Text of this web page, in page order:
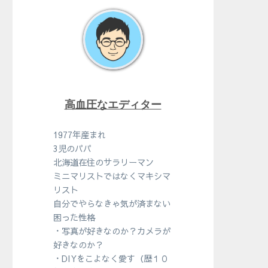
高血圧なエディター
1977年産まれ
3児のパパ
北海道在住のサラリーマン
ミニマリストではなくマキシマ
リスト
自分でやらなきゃ気が済まない
困った性格
・写真が好きなのか？カメラが
好きなのか？
・DIYをこよなく愛す（歴１０